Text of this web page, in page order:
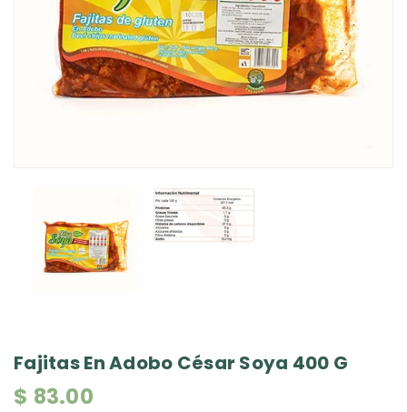
Fajitas En Adobo César Soya 400 G
$ 83.00